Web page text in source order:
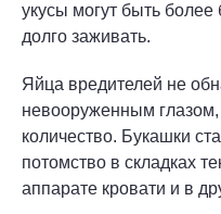
укусы могут быть
долго заживать.
Яйца вредителей не
невооруженным глазом,
количество. Букашки
потомство в складках
аппарате кровати и в